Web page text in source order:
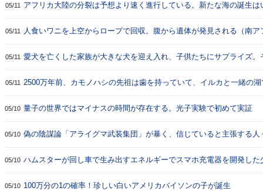
05/11 アフリカ大陸の分裂は予想より速く進行している。新たな海の誕生は
05/11 人食いワニを上空からロープで回収。腹から遺体が発見される（南ア
05/11 愛犬を亡くした家族が大きな犬を迎え入れ、子供たちにサプライズ。
05/11 2500万年前、カモノハシの先祖は歯を持っていて、イルカと一緒の
05/10 量子の世界ではマイナスの時間が存在する。光子実験で初めて実証
05/10 偽の陰謀論「アライグマ武装集団」が暴く、信じていると主張する人
05/10 ハムスターが回し車で生み出すエネルギーでスマホ充電器を開発した
05/10 100万分の1の確率！珍しい白いアメリカバイソンの子が誕生